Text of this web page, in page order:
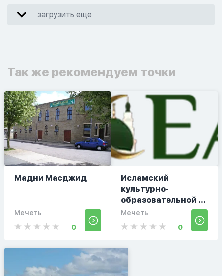
загрузить еще
Так же рекомендуем точки
Мадни Масджид
Мечеть
0
Исламский
культурно-
образовательной ...
Мечеть
0